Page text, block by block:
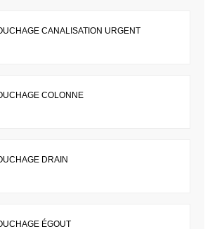
CANALISATION URGENT
COLONNE
DRAIN
ÉGOUT